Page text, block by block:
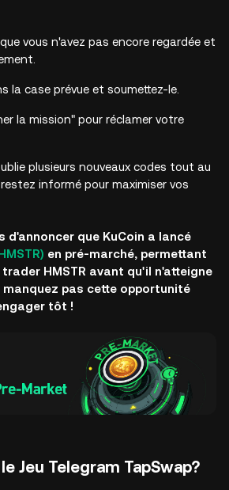
vous n'avez pas encore regardée et
la case prévue et soumettez-le.
la mission" pour réclamer votre
plusieurs nouveaux codes tout au
informé pour maximiser vos
d'annoncer que KuCoin a lancé
en pré-marché, permettant
HMSTR avant qu'il n'atteigne
manquez pas cette opportunité
tôt !
Jeu Telegram TapSwap?